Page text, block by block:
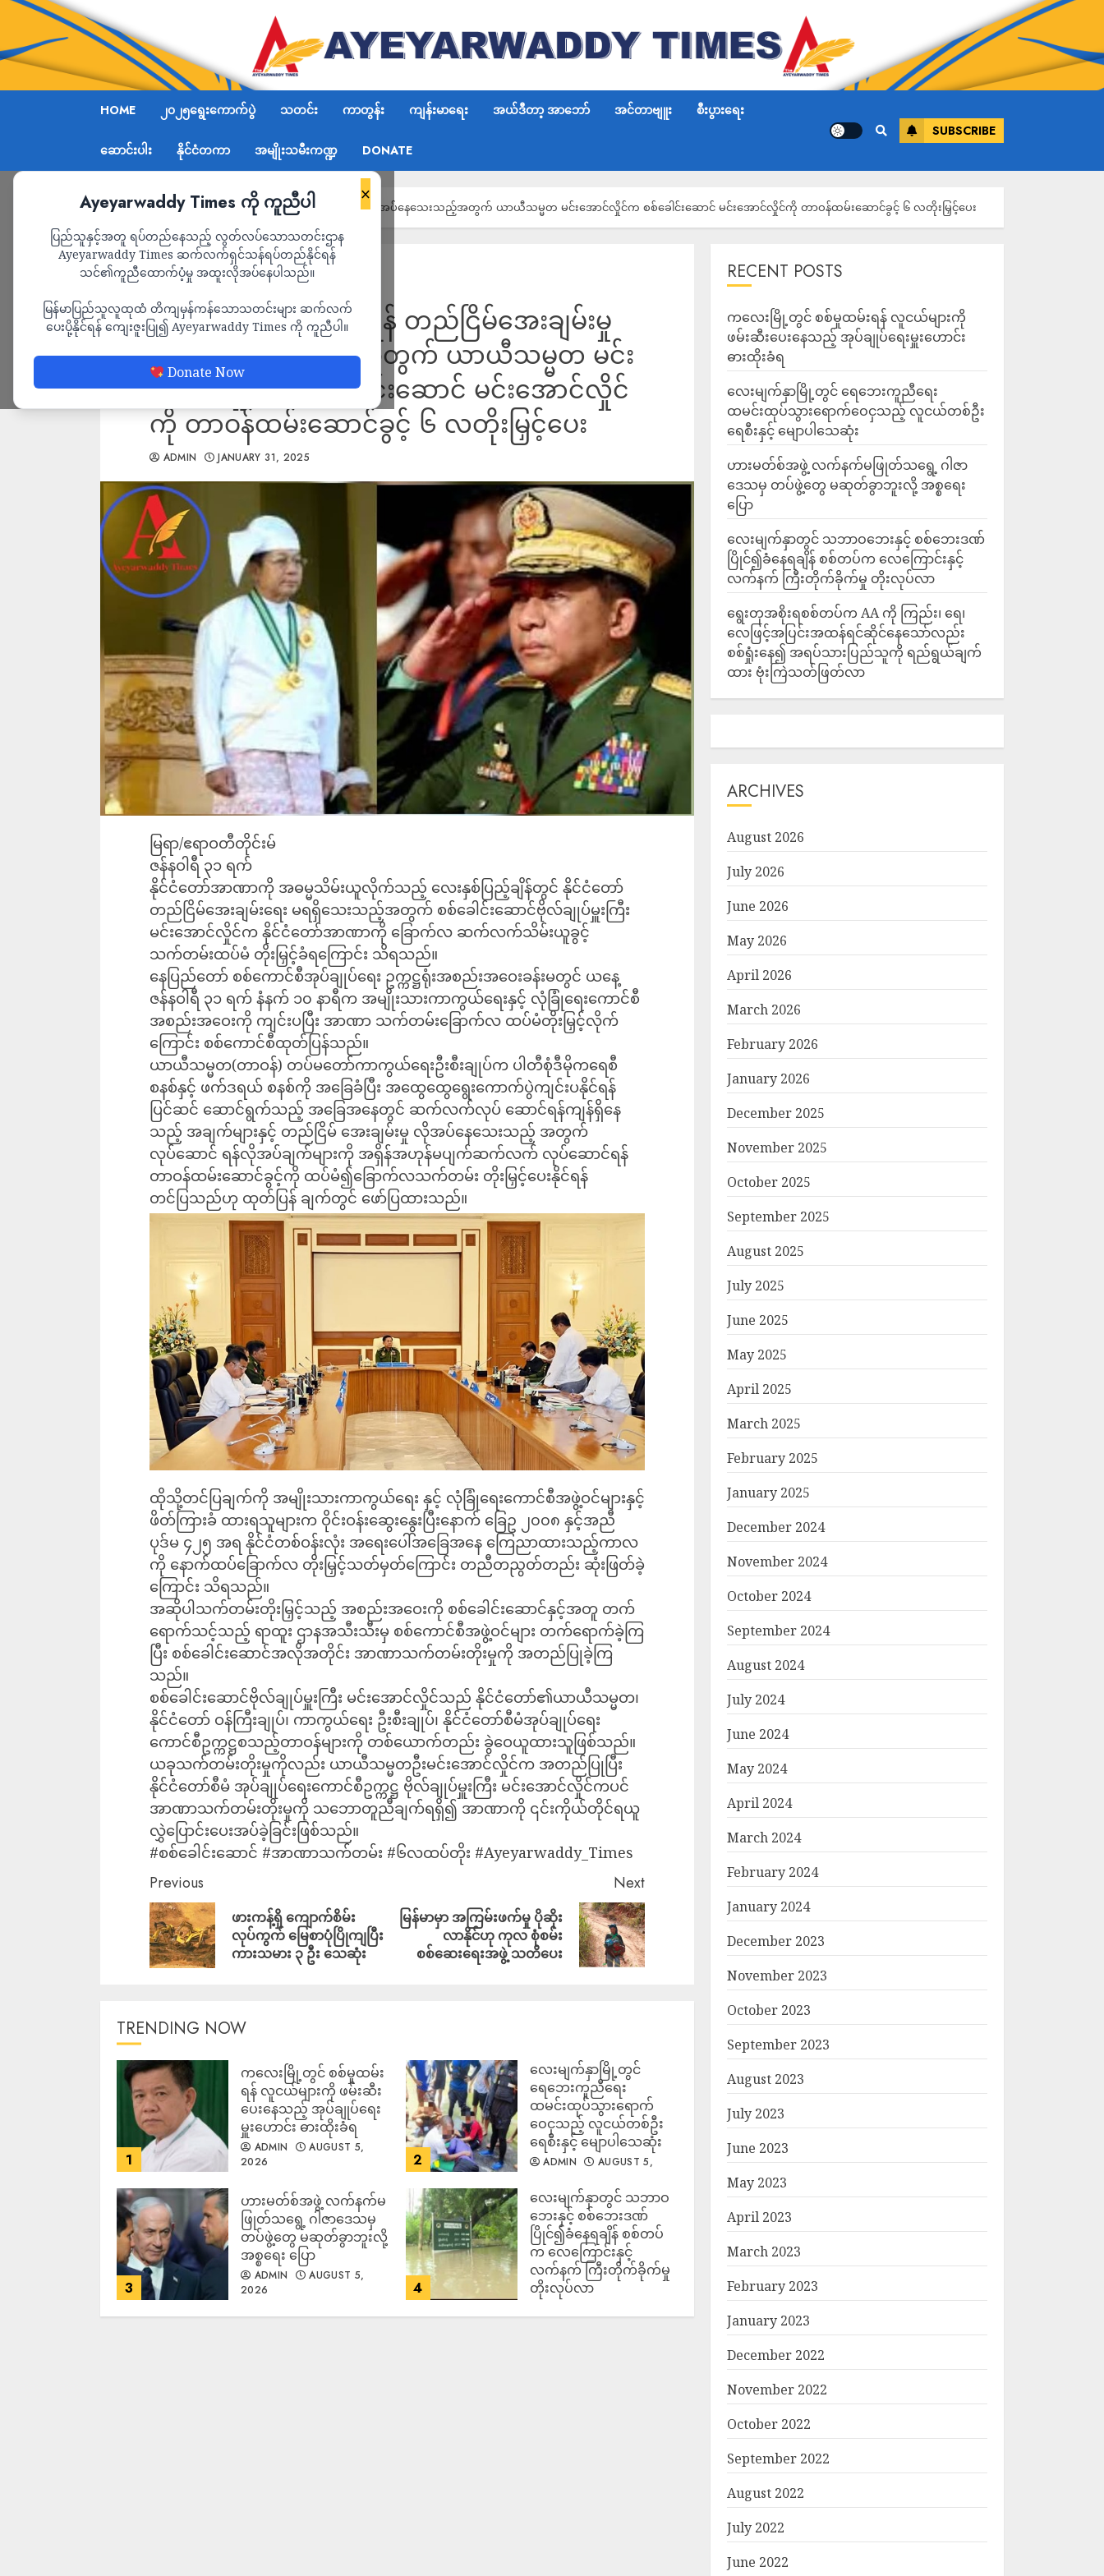
HOME ၂၀၂၅ရွေးကောက်ပွဲ သတင်း ကာတွန်း ကျန်းမာရေး အယ်ဒီတာ့ အာဘော် အင်တာဗျူး စီးပွားရေး
ဆောင်းပါး နိုင်ငံတကာ အမျိုးသမီးကဏ္ဍ DONATE
SUBSCRIBE
×
Ayeyarwaddy Times ကို ကူညီပါ
ပြည်သူနှင့်အတူ ရပ်တည်နေသည့် လွတ်လပ်သောသတင်းဌာန
Ayeyarwaddy Times ဆက်လက်ရှင်သန်ရပ်တည်နိုင်ရန်
သင်၏ကူညီထောက်ပံ့မှု အထူးလိုအပ်နေပါသည်။
မြန်မာပြည်သူလူထုထံ တိကျမှန်ကန်သောသတင်းများ ဆက်လက်
ပေးပို့နိုင်ရန် ကျေးဇူးပြု၍ Ayeyarwaddy Times ကို ကူညီပါ။
Donate Now
Home ရွေးကောက်ပွဲကျင်းပရန် တည်ငြိမ်အေးချမ်းမှု လိုအပ်နေသေးသည့်အတွက် ယာယီသမ္မတ မင်းအောင်လှိုင်က စစ်ခေါင်းဆောင် မင်းအောင်လှိုင်ကို တာဝန်ထမ်းဆောင်ခွင့် ၆ လတိုးမြှင့်ပေး
နိုင်ငံရေး သတင်း
ရွေးကောက်ပွဲကျင်းပရန် တည်ငြိမ်အေးချမ်းမှု
လိုအပ်နေသေးသည့်အတွက် ယာယီသမ္မတ မင်း
အောင်လှိုင်က စစ်ခေါင်းဆောင် မင်းအောင်လှိုင်
ကို တာဝန်ထမ်းဆောင်ခွင့် ၆ လတိုးမြှင့်ပေး
ADMIN JANUARY 31, 2025
မြရာ/ဧရာဝတီတိုင်းမ်
ဇန်နဝါရီ ၃၁ ရက်
နိုင်ငံတော်အာဏာကို အဓမ္မသိမ်းယူလိုက်သည့် လေးနှစ်ပြည့်ချိန်တွင် နိုင်ငံတော်
တည်ငြိမ်အေးချမ်းရေး မရရှိသေးသည့်အတွက် စစ်ခေါင်းဆောင်ဗိုလ်ချုပ်မှူးကြီး
မင်းအောင်လှိုင်က နိုင်ငံတော်အာဏာကို ခြောက်လ ဆက်လက်သိမ်းယူခွင့်
သက်တမ်းထပ်မံ တိုးမြှင့်ခံရကြောင်း သိရသည်။
နေပြည်တော် စစ်ကောင်စီအုပ်ချုပ်ရေး ဥက္ကဋ္ဌရုံးအစည်းအဝေးခန်းမတွင် ယနေ့
ဇန်နဝါရီ ၃၁ ရက် နံနက် ၁၀ နာရီက အမျိုးသားကာကွယ်ရေးနှင့် လုံခြုံရေးကောင်စီ
အစည်းအဝေးကို ကျင်းပပြီး အာဏာ သက်တမ်းခြောက်လ ထပ်မံတိုးမြှင့်လိုက်
ကြောင်း စစ်ကောင်စီထုတ်ပြန်သည်။
ယာယီသမ္မတ(တာဝန်) တပ်မတော်ကာကွယ်ရေးဦးစီးချုပ်က ပါတီစုံဒီမိုကရေစီ
စနစ်နှင့် ဖက်ဒရယ် စနစ်ကို အခြေခံပြီး အထွေထွေရွေးကောက်ပွဲကျင်းပနိုင်ရန်
ပြင်ဆင် ဆောင်ရွက်သည့် အခြေအနေတွင် ဆက်လက်လုပ် ဆောင်ရန်ကျန်ရှိနေ
သည့် အချက်များနှင့် တည်ငြိမ် အေးချမ်းမှု လိုအပ်နေသေးသည့် အတွက်
လုပ်ဆောင် ရန်လိုအပ်ချက်များကို အရှိန်အဟုန်မပျက်ဆက်လက် လုပ်ဆောင်ရန်
တာဝန်ထမ်းဆောင်ခွင့်ကို ထပ်မံ၍ခြောက်လသက်တမ်း တိုးမြှင့်ပေးနိုင်ရန်
တင်ပြသည်ဟု ထုတ်ပြန် ချက်တွင် ဖော်ပြထားသည်။
ထိုသို့တင်ပြချက်ကို အမျိုးသားကာကွယ်ရေး နှင့် လုံခြုံရေးကောင်စီအဖွဲ့ဝင်များနှင့်
ဖိတ်ကြားခံ ထားရသူများက ဝိုင်းဝန်းဆွေးနွေးပြီးနောက် ခြေဥ ၂၀၀၈ နှင့်အညီ
ပုဒ်မ ၄၂၅ အရ နိုင်ငံတစ်ဝန်းလုံး အရေးပေါ်အခြေအနေ ကြေညာထားသည့်ကာလ
ကို နောက်ထပ်ခြောက်လ တိုးမြှင့်သတ်မှတ်ကြောင်း တညီတညွတ်တည်း ဆုံးဖြတ်ခဲ့
ကြောင်း သိရသည်။
အဆိုပါသက်တမ်းတိုးမြှင့်သည့် အစည်းအဝေးကို စစ်ခေါင်းဆောင်နှင့်အတူ တက်
ရောက်သင့်သည့် ရာထူး ဌာနအသီးသီးမှ စစ်ကောင်စီအဖွဲ့ဝင်များ တက်ရောက်ခဲ့ကြ
ပြီး စစ်ခေါင်းဆောင်အလိုအတိုင်း အာဏာသက်တမ်းတိုးမှုကို အတည်ပြုခဲ့ကြ
သည်။
စစ်ခေါင်းဆောင်ဗိုလ်ချုပ်မှူးကြီး မင်းအောင်လှိုင်သည် နိုင်ငံတော်၏ယာယီသမ္မတ၊
နိုင်ငံတော် ဝန်ကြီးချုပ်၊ ကာကွယ်ရေး ဦးစီးချုပ်၊ နိုင်ငံတော်စီမံအုပ်ချုပ်ရေး
ကောင်စီဥက္ကဋ္ဌစသည့်တာဝန်များကို တစ်ယောက်တည်း ခွဲဝေယူထားသူဖြစ်သည်။
ယခုသက်တမ်းတိုးမှုကိုလည်း ယာယီသမ္မတဦးမင်းအောင်လှိုင်က အတည်ပြုပြီး
နိုင်ငံတော်စီမံ အုပ်ချုပ်ရေးကောင်စီဥက္ကဋ္ဌ ဗိုလ်ချုပ်မှူးကြီး မင်းအောင်လှိုင်ကပင်
အာဏာသက်တမ်းတိုးမှုကို သဘောတူညီချက်ရရှိ၍ အာဏာကို ၎င်းကိုယ်တိုင်ရယူ
လွှဲပြောင်းပေးအပ်ခဲ့ခြင်းဖြစ်သည်။
#စစ်ခေါင်းဆောင် #အာဏာသက်တမ်း #၆လထပ်တိုး #Ayeyarwaddy_Times
Previous
ဖားကန့်‌ရှိ ကျောက်စိမ်း
လုပ်ကွက် မြေစာပုံပြိုကျပြီး
ကားသမား ၃ ဦး သေဆုံး
Next
မြန်မာမှာ အကြမ်းဖက်မှု ပိုဆိုး
လာနိုင်ဟု ကုလ စုံစမ်း
စစ်ဆေးရေးအဖွဲ့ သတိပေး
TRENDING NOW
1
ကလေးမြို့တွင် စစ်မှုထမ်း
ရန် လူငယ်များကို ဖမ်းဆီး
ပေးနေသည့် အုပ်ချုပ်ရေး
မှူးဟောင်း ဓားထိုးခံရ
ADMIN
AUGUST 5,
2026
2
လေးမျက်နှာမြို့တွင်
ရေဘေးကူညီရေး
ထမင်းထုပ်သွားရောက်
ဝေငှသည့် လူငယ်တစ်ဦး
ရေစီးနှင့် မျောပါသေဆုံး
ADMIN
AUGUST 5,
3
ဟားမတ်စ်အဖွဲ့ လက်နက်မ
ဖြုတ်သရွေ့ ဂါဇာဒေသမှ
တပ်ဖွဲ့တွေ မဆုတ်ခွာဘူးလို့
အစ္စရေး ပြော
ADMIN
AUGUST 5,
2026
4
‎လေးမျက်နှာတွင် သဘာဝ
ဘေးနှင့် စစ်ဘေးဒဏ်
ပြိုင်၍ခံနေရချိန် စစ်တပ်
က လေကြောင်းနှင့်
လက်နက် ကြီးတိုက်ခိုက်မှု
တိုးလုပ်လာ
RECENT POSTS
ကလေးမြို့တွင် စစ်မှုထမ်းရန် လူငယ်များကို
ဖမ်းဆီးပေးနေသည့် အုပ်ချုပ်ရေးမှူးဟောင်း
ဓားထိုးခံရ
လေးမျက်နှာမြို့တွင် ရေဘေးကူညီရေး
ထမင်းထုပ်သွားရောက်ဝေငှသည့် လူငယ်တစ်ဦး
ရေစီးနှင့် မျောပါသေဆုံး
ဟားမတ်စ်အဖွဲ့ လက်နက်မဖြုတ်သရွေ့ ဂါဇာ
ဒေသမှ တပ်ဖွဲ့တွေ မဆုတ်ခွာဘူးလို့ အစ္စရေး
ပြော
‎လေးမျက်နှာတွင် သဘာဝဘေးနှင့် စစ်ဘေးဒဏ်
ပြိုင်၍ခံနေရချိန် စစ်တပ်က လေကြောင်းနှင့်
လက်နက် ကြီးတိုက်ခိုက်မှု တိုးလုပ်လာ
ရွေးတုအစိုးရစစ်တပ်က AA ကို ကြည်း၊ ရေ၊
လေဖြင့်အပြင်းအထန်ရင်ဆိုင်နေသော်လည်း
စစ်ရှုံးနေ၍ အရပ်သားပြည်သူကို ရည်ရွယ်ချက်
ထား ဗုံးကြဲသတ်ဖြတ်လာ
ARCHIVES
August 2026
July 2026
June 2026
May 2026
April 2026
March 2026
February 2026
January 2026
December 2025
November 2025
October 2025
September 2025
August 2025
July 2025
June 2025
May 2025
April 2025
March 2025
February 2025
January 2025
December 2024
November 2024
October 2024
September 2024
August 2024
July 2024
June 2024
May 2024
April 2024
March 2024
February 2024
January 2024
December 2023
November 2023
October 2023
September 2023
August 2023
July 2023
June 2023
May 2023
April 2023
March 2023
February 2023
January 2023
December 2022
November 2022
October 2022
September 2022
August 2022
July 2022
June 2022